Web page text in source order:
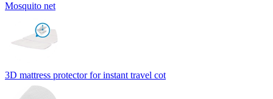
Mosquito net
3D mattress protector for instant travel cot